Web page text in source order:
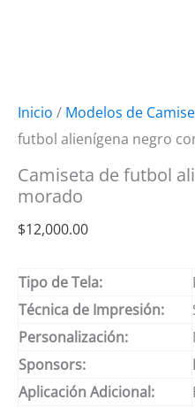
Inicio / Modelos de
futbol alienígena negro
Camiseta de futbol
morado
$12,000.00
Tipo de Tela:
Técnica de Impresión:
Personalización:
Sponsors:
Aplicación Adicional: